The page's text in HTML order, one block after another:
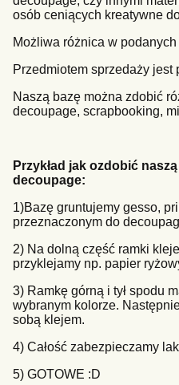
osób ceniących kreatywne
Możliwa różnica w
Przedmiotem sprzedaży jest
Naszą bazę można zdobić
decoupage, scrapbooking,
Przykład jak ozdobić
decoupage:
1)Bazę gruntujemy gesso,
przeznaczonym do
2) Na dolną część ramki
przyklejamy np. papier
3) Ramkę górną i tył spodu
wybranym kolorze.
sobą klejem.
4) Całość zabezpieczamy
5) GOTOWE :D